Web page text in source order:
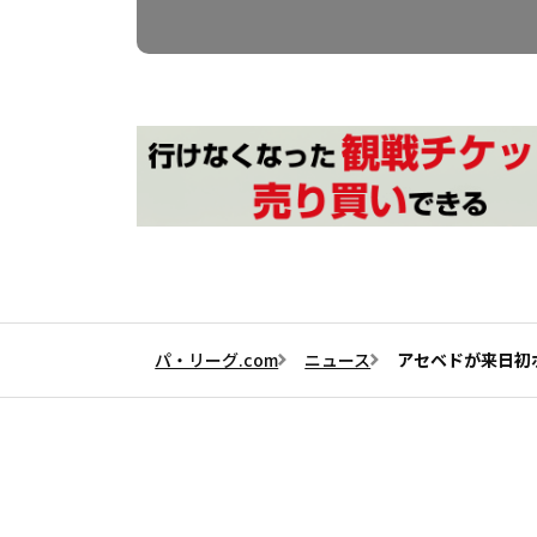
パ・リーグ.com ニュース アセベドが来日